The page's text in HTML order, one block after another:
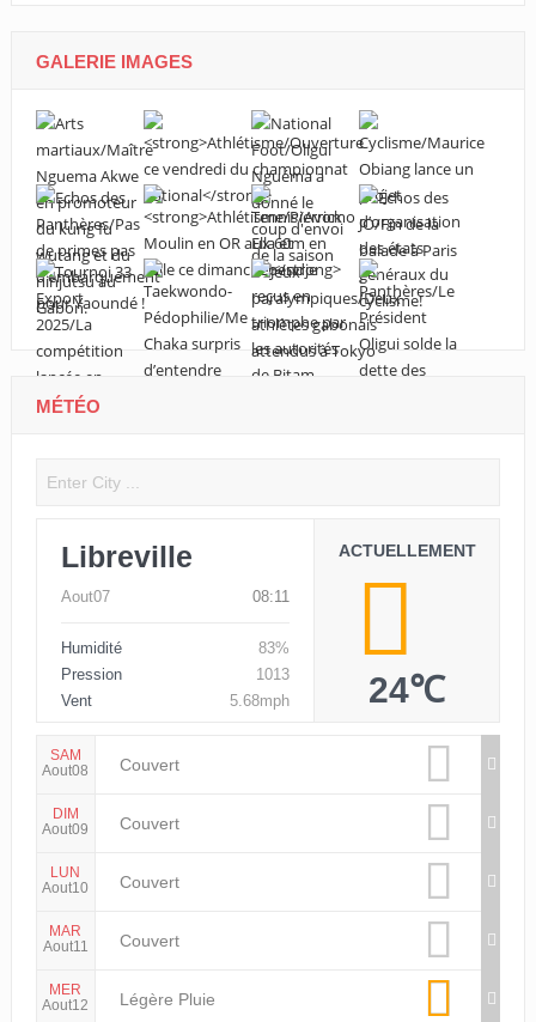
GALERIE IMAGES
MÉTÉO
Libreville
Aout07 08:11
Humidité
83%
Pression
1013
Vent
5.68mph
ACTUELLEMENT
24℃
SAM
Aout08
Couvert
DIM
Aout09
Couvert
LUN
Aout10
Couvert
MAR
Aout11
Couvert
MER
Aout12
Légère Pluie